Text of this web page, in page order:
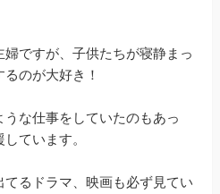
ですが、子供たちが寝静まっ
のが大好き！
な仕事をしていたのもあっ
ています。
るドラマ、映画も必ず見てい